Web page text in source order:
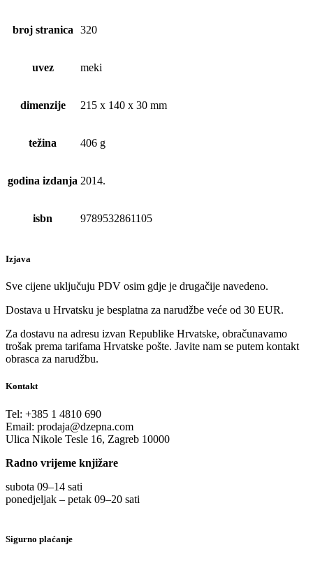
broj stranica 320
uvez meki
dimenzije 215 x 140 x 30 mm
težina 406 g
godina izdanja 2014.
isbn 9789532861105
Izjava
Sve cijene uključuju PDV osim gdje je drugačije navedeno.
Dostava u Hrvatsku je besplatna za narudžbe veće od 30 EUR.
Za dostavu na adresu izvan Republike Hrvatske, obračunavamo
trošak prema tarifama Hrvatske pošte. Javite nam se putem kontakt
obrasca za narudžbu.
Kontakt
Tel: +385 1 4810 690
Email: prodaja@dzepna.com
Ulica Nikole Tesle 16, Zagreb 10000
Radno vrijeme knjižare
subota 09–14 sati
ponedjeljak – petak 09–20 sati
Sigurno plaćanje